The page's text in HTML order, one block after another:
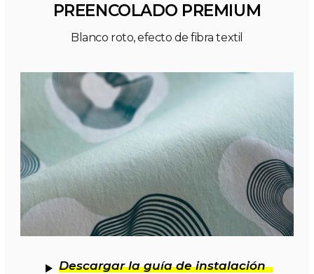
PREENCOLADO PREMIUM
Blanco roto, efecto de fibra textil
Descargar la guía de instalación